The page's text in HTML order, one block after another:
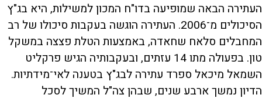
העתירה הבאה שמופיעה בדו"ח המכון למשילות, היא בג"ץ
הסיכולים מ־2006. העתירה הוגשה בעקבות סיכולו של רב
המחבלים סלאח שחאדה, באמצעות הטלת פצצה במשקל
טון. בפעולה מתו 14 עזתים, ובעקבותיה הגיש פרקליט
השמאל מיכאל ספרד עתירה לבג"ץ בטענה לאי־מידתיות.
הדיון נמשך ארבע שנים, שבהן צה"ל המשיך לסכל